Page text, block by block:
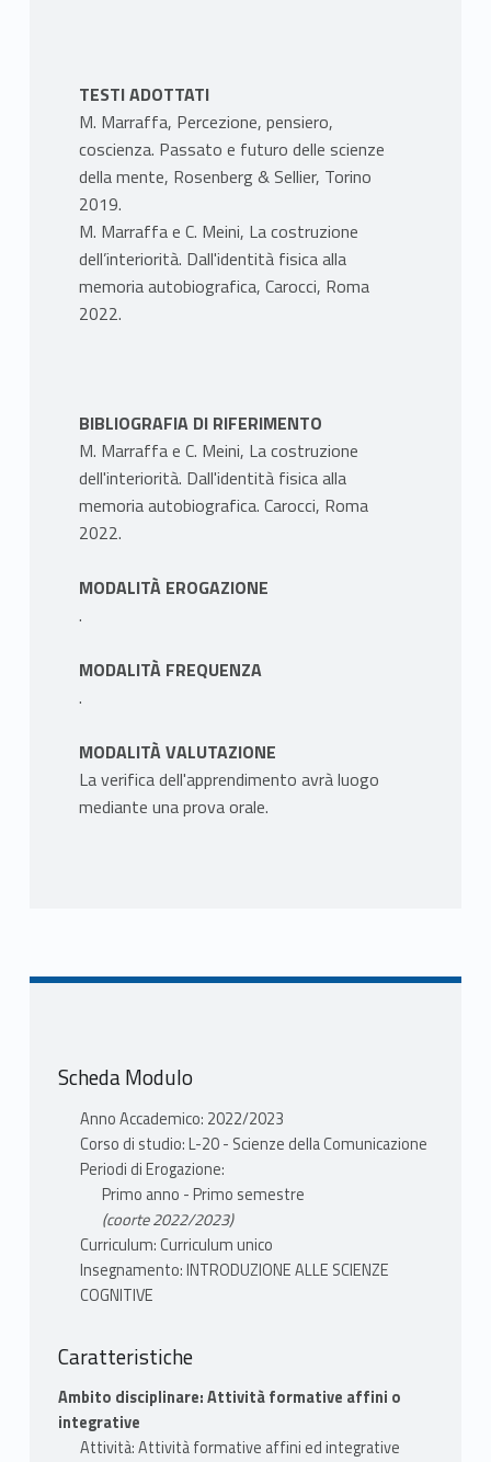
TESTI ADOTTATI
M. Marraffa, Percezione, pensiero,
coscienza. Passato e futuro delle scienze
della mente, Rosenberg & Sellier, Torino
2019.
M. Marraffa e C. Meini, La costruzione
dell’interiorità. Dall'identità fisica alla
memoria autobiografica, Carocci, Roma
2022.
BIBLIOGRAFIA DI RIFERIMENTO
M. Marraffa e C. Meini, La costruzione
dell'interiorità. Dall'identità fisica alla
memoria autobiografica. Carocci, Roma
2022.
MODALITÀ EROGAZIONE
.
MODALITÀ FREQUENZA
.
MODALITÀ VALUTAZIONE
La verifica dell'apprendimento avrà luogo
mediante una prova orale.
Scheda Modulo
Anno Accademico: 2022/2023
Corso di studio: L-20 - Scienze della Comunicazione
Periodi di Erogazione:
Primo anno - Primo semestre
(coorte 2022/2023)
Curriculum: Curriculum unico
Insegnamento: INTRODUZIONE ALLE SCIENZE
COGNITIVE
Caratteristiche
Ambito disciplinare: Attività formative affini o
integrative
Attività: Attività formative affini ed integrative